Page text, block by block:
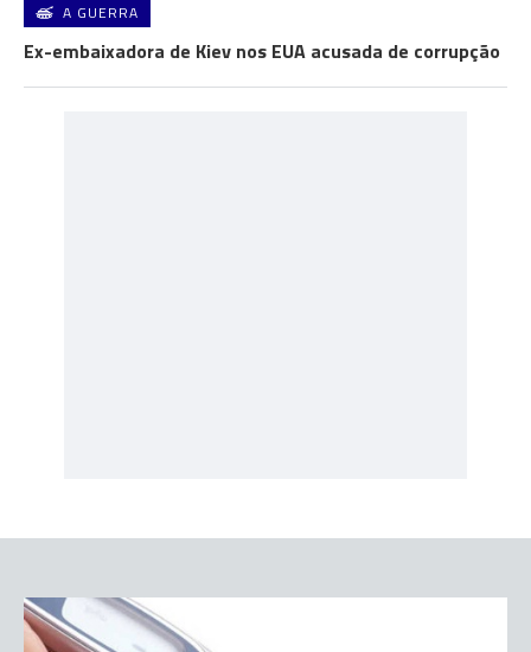
A GUERRA
Ex-embaixadora de Kiev nos EUA acusada de corrupção